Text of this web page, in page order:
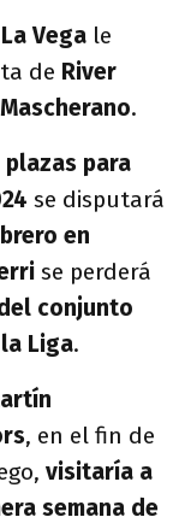
Vega le
de River
.
para
se disputará
en
se perderá
conjunto
Liga.
, en el fin de
visitaría a
semana de